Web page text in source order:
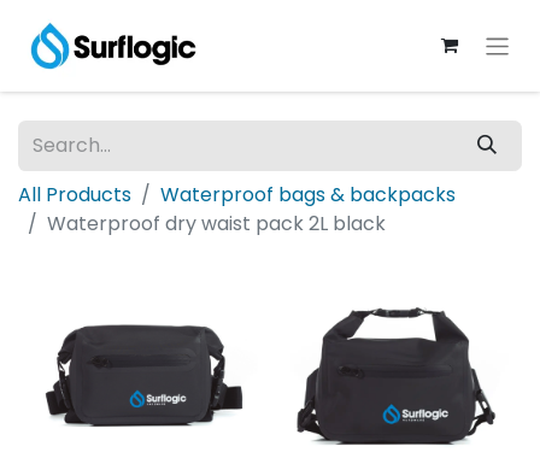
All Products
Waterproof bags & backpacks
Waterproof dry waist pack 2L black